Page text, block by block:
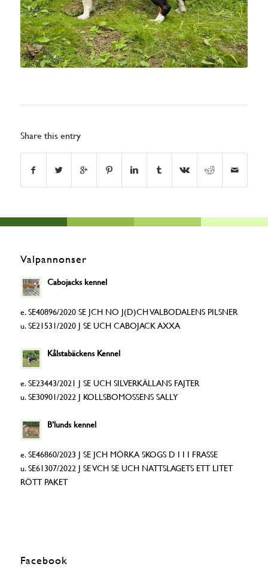
Share this entry
Valpannonser
Cabojacks kennel
e. SE40896/2020 SE JCH NO J(D)CH VALBODALENS PILSNER
u. SE21531/2020 J SE UCH CABOJACK AXXA
Kålstabäckens Kennel
e. SE23443/2021 J SE UCH SILVERKÄLLANS FAJTER
u. SE30901/2022 J KOLLSBOMOSSENS SALLY
B’lunds kennel
e. SE46860/2023 J SE JCH MÖRKA SKOGS D I I I FRASSE
u. SE61307/2022 J SE VCH SE UCH NATTSLAGETS ETT LITET
RÖTT PAKET
Facebook